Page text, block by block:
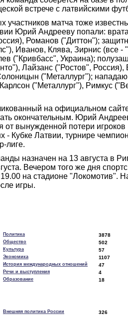
встрече с латвийскими
участников матча тоже
Юрий Андрееву попали:
Романов ("Диттон");
Иванов, Клява, Зирнис (все -
("Кривбасс", Украина);
Лайзанс ("Ростов",
("Металлург");
("Металлург"), Римкус
на официальном
окончательным. Юрий
от вынужденной потери
- Кубке Латвии, турнире
лиге.
назначен на 13 августа в
Вечером того же дня
на стадионе "Локомотив".
игры.
Политика 3878
Общество 502
Культура 57
Экономика 1107
История международных отношений 47
Речи и выступления 4
Образование 18
Внешняя политика России 326